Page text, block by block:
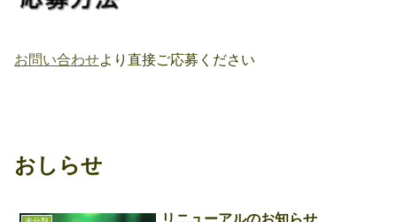
お問い合わせより直接ご応募ください
おしらせ